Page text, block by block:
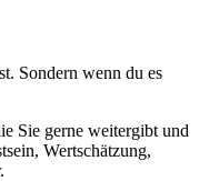
Sondern wenn du es
Sie gerne weitergibt und
Wertschätzung,